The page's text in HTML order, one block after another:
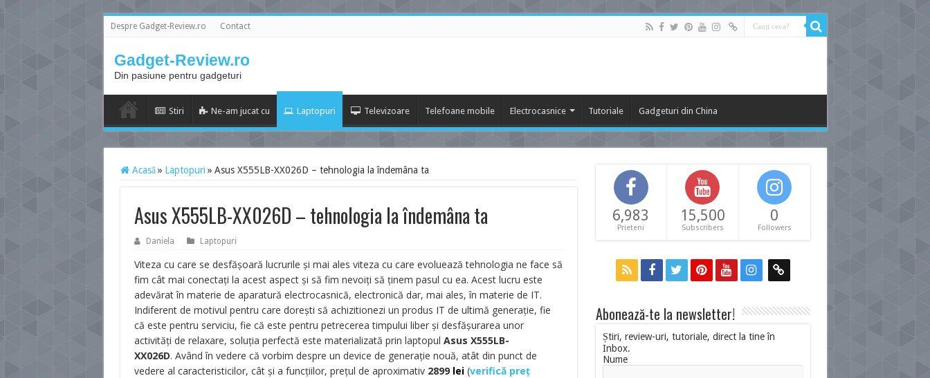
Despre Gadget-Review.ro Contact
Gadget-Review.ro
Din pasiune pentru gadgeturi
Stiri Ne-am jucat cu Laptopuri Televizoare Telefoane mobile Electrocasnice Tutoriale Gadgeturi din China
Acasă » Laptopuri » Asus X555LB-XX026D – tehnologia la îndemâna ta
Asus X555LB-XX026D – tehnologia la îndemâna ta
Daniela Laptopuri
Viteza cu care se desfăşoară lucrurile şi mai ales viteza cu care evoluează tehnologia ne face să
fim cât mai conectaţi la acest aspect şi să fim nevoiţi să ţinem pasul cu ea. Acest lucru este
adevărat în materie de aparatură electrocasnică, electronică dar, mai ales, în materie de IT.
Indiferent de motivul pentru care doreşti să achizitionezi un produs IT de ultimă generaţie, fie
că este pentru serviciu, fie că este pentru petrecerea timpului liber şi desfăşurarea unor
activităţi de relaxare, soluţia perfectă este materializată prin laptopul Asus X555LB-
XX026D. Având în vedere că vorbim despre un device de generaţie nouă, atât din punct de
vedere al caracteristicilor, cât şi a funcţiilor, preţul de aproximativ 2899 lei(verifică preț
6,983
Prieteni
15,500
Subscribers
0
Followers
Abonează-te la newsletter!
Știri, review-uri, tutoriale, direct la tine în
Inbox.
Nume